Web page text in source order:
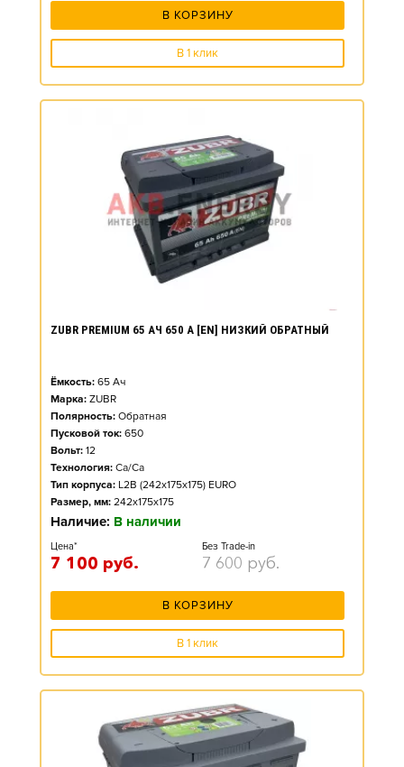
В КОРЗИНУ
В 1 клик
ZUBR PREMIUM 65 АЧ 650 А [EN] НИЗКИЙ ОБРАТНЫЙ
Ёмкость: 65 Ач
Марка: ZUBR
Полярность: Обратная
Пусковой ток: 650
Вольт: 12
Технология: Ca/Ca
Тип корпуса: L2B (242x175x175) EURO
Размер, мм: 242x175x175
Наличие: В наличии
Цена*
7 100 руб.
Без Trade-in
7 600 руб.
В КОРЗИНУ
В 1 клик